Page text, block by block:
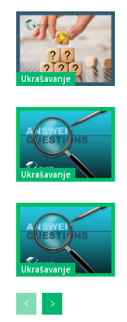
Ukrašavanje
Ukrašavanje
Ukrašavanje